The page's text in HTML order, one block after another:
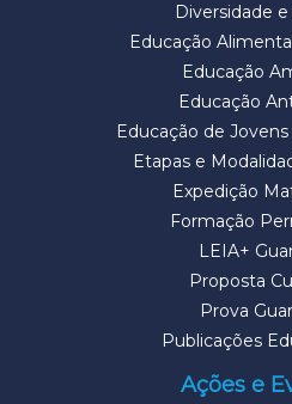
Diversidade
Educação
Educação
Educação
Educação de
Etapas e
Expedição
Formação
LEIA+
Proposta
Prova
Publicações
Ações e